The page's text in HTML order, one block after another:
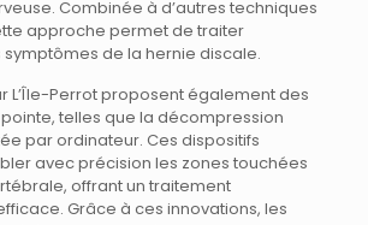
Combinée à d’autres techniques
approche permet de traiter
de la hernie discale.
L’Île-Perrot proposent également des
telles que la décompression
par ordinateur. Ces dispositifs
avec précision les zones touchées
offrant un traitement
Grâce à ces innovations, les